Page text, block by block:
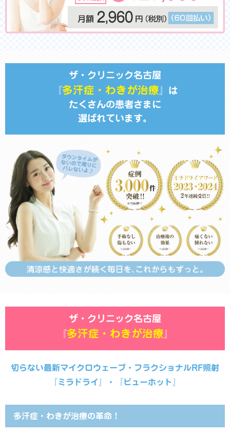
ザ・クリニック名古屋
『多汗症・わきが治療 』は
たくさんの患者さまに
選ばれています。
ザ・クリニック名古屋
『多汗症・わきが治療
切らない最新マイクロウェーブ・フラクショナルRF照射
『ミラドライ』・『ビューホット』
多汗症・わきが治療の革命！